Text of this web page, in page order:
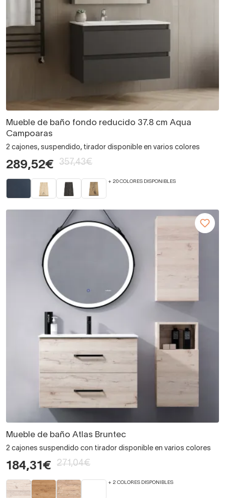
Mueble de baño fondo reducido 37.8 cm Aqua
Campoaras
2 cajones, suspendido, tirador disponible en varios colores
289,52€ 357,43€
+ 20 COLORES DISPONIBLES
Mueble de baño Atlas Bruntec
2 cajones suspendido con tirador disponible en varios colores
184,31€ 271,04€
+ 2 COLORES DISPONIBLES